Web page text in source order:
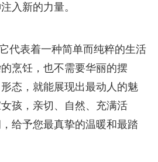
入新的力量。
代表着一种简单而纯粹的生活
烹饪，也不需要华丽的摆
态，就能展现出最动人的魅
孩，亲切、自然、充满活
给予您最真挚的温暖和最踏